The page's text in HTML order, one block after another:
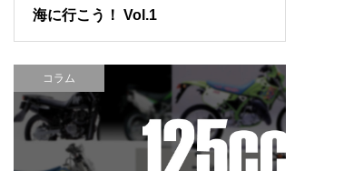
海に行こう！ Vol.1
コラム